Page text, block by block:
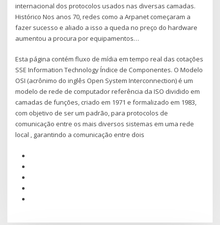
internacional dos protocolos usados nas diversas camadas.
Histórico Nos anos 70, redes como a Arpanet começaram a
fazer sucesso e aliado a isso a queda no preço do hardware
aumentou a procura por equipamentos…
Esta página contém fluxo de mídia em tempo real das cotações
SSE Information Technology Índice de Componentes. O Modelo
OSI (acrônimo do inglês Open System Interconnection) é um
modelo de rede de computador referência da ISO dividido em
camadas de funções, criado em 1971 e formalizado em 1983,
com objetivo de ser um padrão, para protocolos de
comunicação entre os mais diversos sistemas em uma rede
local , garantindo a comunicação entre dois